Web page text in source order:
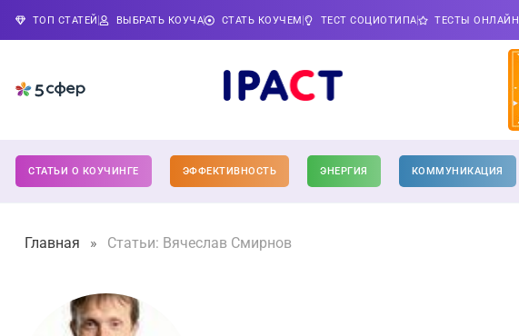
ТОП СТАТЕЙ ВЫБРАТЬ КОУЧА СТАТЬ КОУЧЕМ ТЕСТ СОЦИОТИПА ТЕСТЫ ОНЛАЙН
СТАТЬИ О КОУЧИНГЕ ЭФФЕКТИВНОСТЬ ЭНЕРГИЯ КОММУНИКАЦИЯ
Главная » Статьи: Вячеслав Смирнов